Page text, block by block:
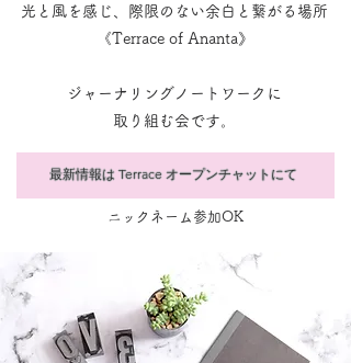
​光と風を感じ、際限のない余白と繋がる場所
​《Terrace of Ananta》
​ジャーナリングノートワークに
取り組む会です。
最新情報は Terrace オープンチャットにて
​ニックネーム参加OK